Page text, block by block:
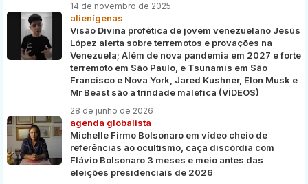
14 de novembro de 2025
alienígenas
Visão Divina profética de jovem venezuelano Jesús
López alerta sobre terremotos e provações na
Venezuela; Além de nova pandemia em 2027 e forte
terremoto em São Paulo, e Tsunamis em São
Francisco e Nova York, Jared Kushner, Elon Musk e
Mr Beast são a trindade maléfica (VÍDEOS)
28 de junho de 2026
agenda globalista
Michelle Firmo Bolsonaro em vídeo cheio de
referências ao ocultismo, caça discórdia com
Flávio Bolsonaro 3 meses e meio antes das
eleições presidenciais de 2026